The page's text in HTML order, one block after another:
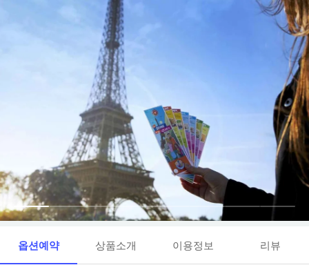
옵션예약 상품소개 이용정보 리뷰